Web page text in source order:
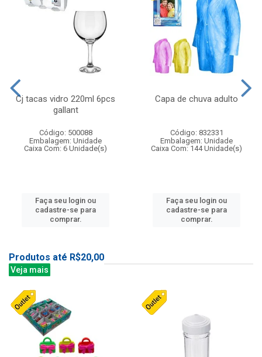
Cj tacas vidro 220ml 6pcs
gallant
Código: 500088
Embalagem: Unidade
Caixa Com: 6 Unidade(s)
Faça seu login ou
cadastre-se para
comprar.
Capa de chuva adulto
Código: 832331
Embalagem: Unidade
Caixa Com: 144 Unidade(s)
Faça seu login ou
cadastre-se para
comprar.
Produtos até R$20,00
Veja mais